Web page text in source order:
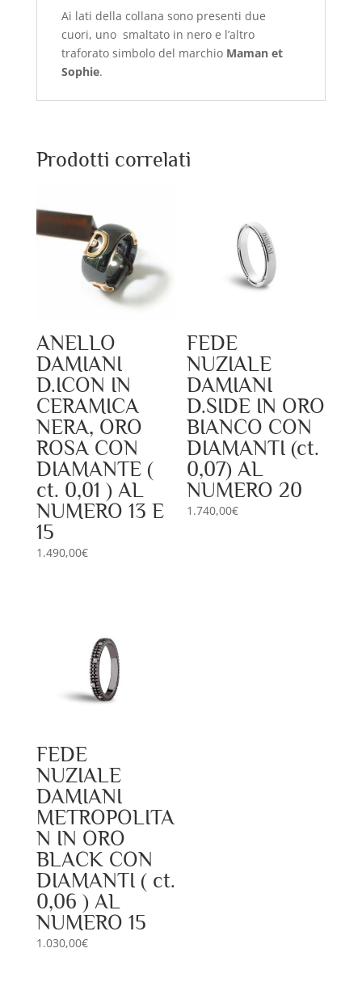
Ai lati della collana sono presenti due
cuori, uno smaltato in nero e l’altro
traforato simbolo del marchio Maman et
Sophie.
Prodotti correlati
ANELLO
DAMIANI
D.ICON IN
CERAMICA
NERA, ORO
ROSA CON
DIAMANTE (
ct. 0,01 ) AL
NUMERO 13 E
15
1.490,00€
FEDE
NUZIALE
DAMIANI
D.SIDE IN ORO
BIANCO CON
DIAMANTI (ct.
0,07) AL
NUMERO 20
1.740,00€
FEDE
NUZIALE
DAMIANI
METROPOLITA
N IN ORO
BLACK CON
DIAMANTI ( ct.
0,06 ) AL
NUMERO 15
1.030,00€